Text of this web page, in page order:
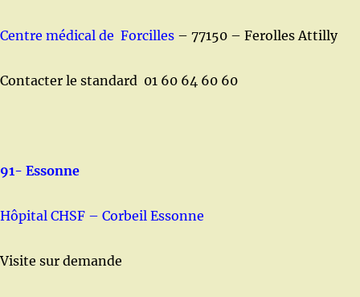
Centre médical de Forcilles – 77150 – Ferolles Attilly
Contacter le standard 01 60 64 60 60
91- Essonne
Hôpital CHSF – Corbeil Essonne
Visite sur demande